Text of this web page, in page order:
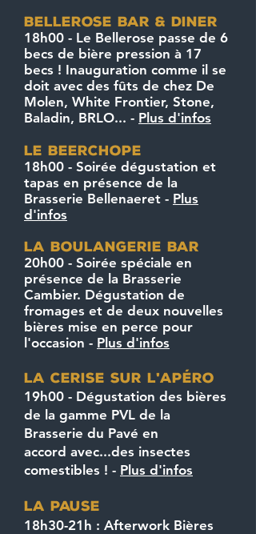
bellerose bar & diner
18h00 - Le Bellerose passe de 6
becs de bière pression à 17
becs ! Inauguration comme il se
doit avec des fûts de chez De
Molen, White Frontier, Stone,
Baladin, BRLO... - Plus d'infos
le beerchope
18h00 - Soirée dégustation et
tapas en présence de la
Brasserie Bellenaeret - Plus
d'infos
la boulangerie bar
20h00 - Soirée spéciale en
présence de la Brasserie
Cambier. Dégustation de
fromages et de deux nouvelles
bières mise en perce pour
l'occasion - Plus d'infos
la cerise sur l'apéro
19h00 - Dégustation des bières
de la gamme PVL de la
Brasserie du Pavé en
accord avec...des insectes
comestibles ! - Plus d'infos
LA PAUSE
18h30-21h : Afterwork Bières